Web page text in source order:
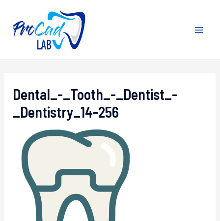
contenido
Dental_-_Tooth_-_Dentist_-
_Dentistry_14-256